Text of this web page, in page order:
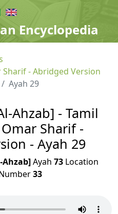
Encyclopedia
- Abridged Version
Ayah 29
Ahzab] - Tamil
Sharif -
- Ayah 29
Ahzab]Ayah 73 Location
33